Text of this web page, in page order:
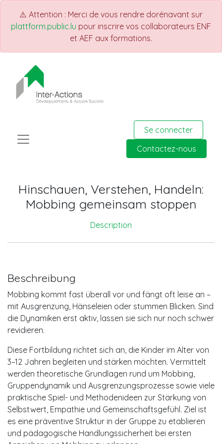
⚠️ Attention : Merci de vous rendre dorénavant sur
plattform.public.lu pour inscrire vos collaborateurs ENF
et AEF aux formations.
Se connecter
Contactez-nous
Hinschauen, Verstehen, Handeln:
Mobbing gemeinsam stoppen
Description
Beschreibung
Mobbing kommt fast überall vor und fängt oft leise an –
mit Ausgrenzung, Hänseleien oder stummen Blicken. Sind
die Dynamiken erst aktiv, lassen sie sich nur noch schwer
revidieren.
Diese Fortbildung richtet sich an, die Kinder im Alter von
3–12 Jahren begleiten und stärken möchten. Vermittelt
werden theoretische Grundlagen rund um Mobbing,
Gruppendynamik und Ausgrenzungsprozesse sowie viele
praktische Spiel- und Methodenideen zur Stärkung von
Selbstwert, Empathie und Gemeinschaftsgefühl. Ziel ist
es eine präventive Struktur in der Gruppe zu etablieren
und pädagogische Handlungssicherheit bei ersten